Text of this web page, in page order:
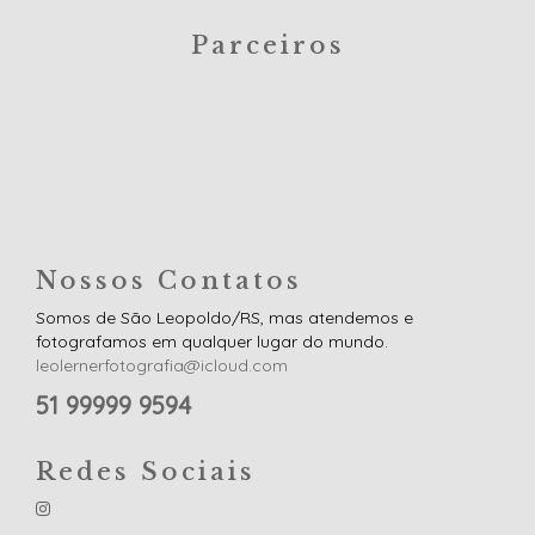
Parceiros
Nossos Contatos
Somos de São Leopoldo/RS, mas atendemos e
fotografamos em qualquer lugar do mundo.
leolernerfotografia@icloud.com
51 99999 9594
Redes Sociais